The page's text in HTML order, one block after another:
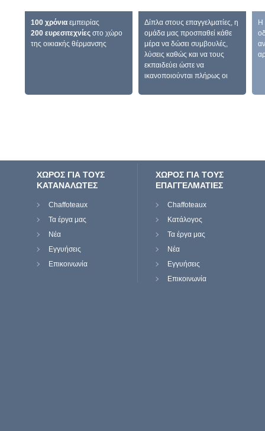
100 χρόνια εμπειρίας
200 ευρεσιτεχνίες στο χώρο
της οικιακής θέρμανσης
Δίπλα στους επαγγελματίες, η
ομάδα μας προσπαθεί κάθε
μέρα να δώσει συμβουλές,
λύσεις καθώς και να τους
εκπαιδεύει ώστε να
ικανοποιούνται πλήρως οι
Η
ΧΩΡΟΣ ΓΙΑ ΤΟΥΣ
ΚΑΤΑΝΑΛΩΤΕΣ
Chaffoteaux
Τα έργα μας
Νέα
Εγγυήσεις
Επικοινωνία
ΧΩΡΟΣ ΓΙΑ ΤΟΥΣ
ΕΠΑΓΓΕΛΜΑΤΙΕΣ
Chaffoteaux
Κατάλογος
Τα έργα μας
Νέα
Εγγυήσεις
Επικοινωνία